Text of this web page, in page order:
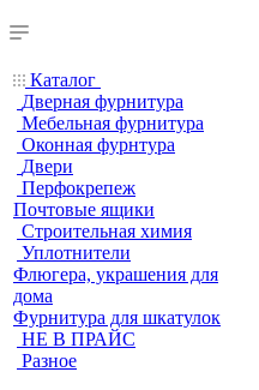
Каталог
Дверная фурнитура
Мебельная фурнитура
Оконная фурнтура
Двери
Перфокрепеж
Почтовые ящики
Строительная химия
Уплотнители
Флюгера, украшения для
дома
Фурнитура для шкатулок
НЕ В ПРАЙС
Разное